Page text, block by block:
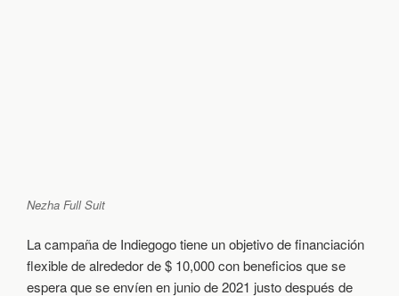
Nezha Full Suit
La campaña de Indiegogo tiene un objetivo de financiación
flexible de alrededor de $ 10,000 con beneficios que se
espera que se envíen en junio de 2021 justo después de